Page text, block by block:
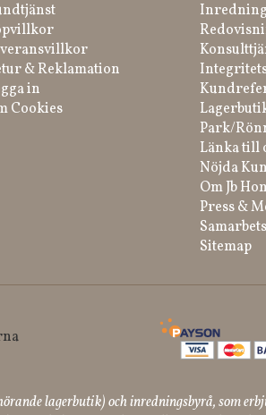
& Reklamation
in
Cookies
Park/
Länka till
Nöjda
Om Jb
Press &
Sitemap
lagerbutik) och inredningsbyrå, som